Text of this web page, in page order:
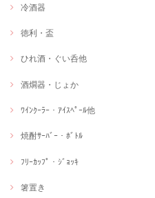
冷酒器
徳利・盃
ひれ酒・ぐい呑他
酒燗器・じょか
ﾜｲﾝｸｰﾗｰ・ｱｲｽﾍﾟｰﾙ他
焼酎ｻｰﾊﾞｰ・ﾎﾞﾄﾙ
ﾌﾘｰｶｯﾌﾟ・ｼﾞｮｯｷ
箸置き